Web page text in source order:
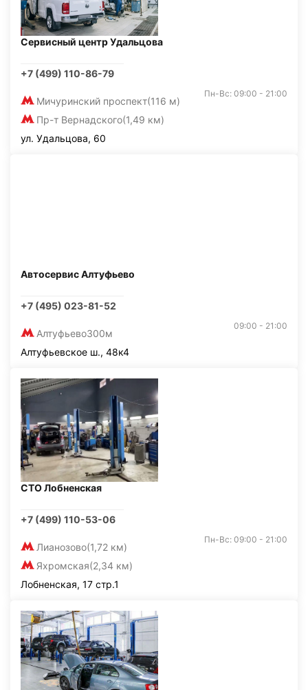
Сервисный центр Удальцова
+7 (499) 110-86-79
Мичуринский проспект(116 м)
Пр-т Вернадского(1,49 км)
Пн-Вс: 09:00 - 21:00
ул. Удальцова, 60
Автосервис Алтуфьево
+7 (495) 023-81-52
Алтуфьево300м
09:00 - 21:00
Алтуфьевское ш., 48к4
СТО Лобненская
+7 (499) 110-53-06
Лианозово(1,72 км)
Яхромская(2,34 км)
Пн-Вс: 09:00 - 21:00
Лобненская, 17 стр.1